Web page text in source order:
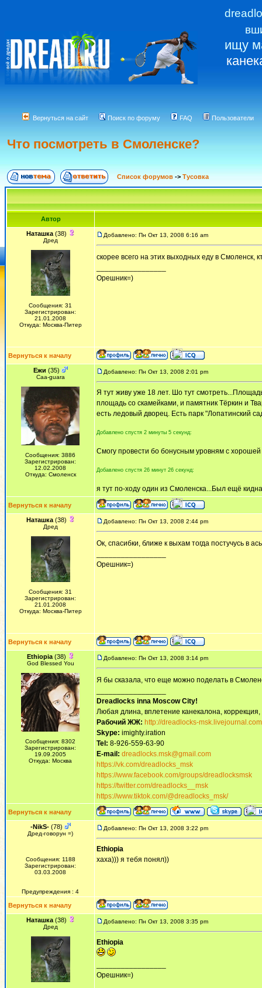
ищу
Вернуться на сайт Поиск по форуму FAQ Пользователи
Что посмотреть в Смоленске?
Список форумов -> Тусовка
Автор
Наташка(38)
Дред
Сообщения: 31
Зарегистрирован:
21.01.2008
Откуда: Москва-Питер
Добавлено: Пн Окт 13, 2008 6:16 am
скорее всего на этих выходных еду в Смоленск,
Орешник=)
Вернуться к началу
Ежи (35)
Сaa-guara
Сообщения: 3886
Зарегистрирован:
12.02.2008
Откуда: Смоленск
Добавлено: Пн Окт 13, 2008 2:01 pm
Я тут живу уже 18 лет. Шо тут
площадь со скамейками, и памятник Тёркин и
есть ледовый дворец. Есть парк "Лопатинский
Добавлено спустя 2 минуты 5 секунд:
Смогу провести бо бонусным уровням с
Добавлено спустя 26 минут 26 секунд:
я тут по-ходу один из Смоленска...Был ещё
Вернуться к началу
Наташка(38)
Дред
Сообщения: 31
Зарегистрирован:
21.01.2008
Откуда: Москва-Питер
Добавлено: Пн Окт 13, 2008 2:44 pm
Ок, спасибки, ближе к выхам тогда постучусь в
Орешник=)
Вернуться к началу
Ethiopia(38)
God Blessed You
Сообщения: 8302
Зарегистрирован:
19.09.2005
Откуда: Москва
Добавлено: Пн Окт 13, 2008 3:14 pm
Я бы сказала, что еще можно поделать в
Dreadlocks inna Moscow Сity!
Любая длина, вплетение канекалона,
Рабочий ЖЖ: http://dreadlocks-
Skype: imighty.iration
Tel: 8-926-559-63-90
E-mail: dreadlocks.msk@gmail.com
https://vk.com/dreadlocks_msk
https://www.facebook.com/groups/dreadlocksmsk
https://twitter.com/dreadlocks__msk
https://www.tiktok.com/@dreadlocks_msk/
Вернуться к началу
-NikS-(78)
Дред-говорун =)
Сообщения: 1188
Зарегистрирован:
03.03.2008
Предупреждения : 4
Добавлено: Пн Окт 13, 2008 3:22 pm
Ethiopia
хаха))) я тебя понял))
Вернуться к началу
Наташка(38)
Дред
Добавлено: Пн Окт 13, 2008 3:35 pm
Ethiopia
Орешник=)